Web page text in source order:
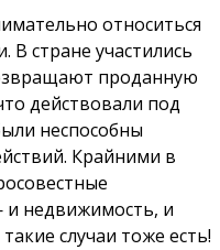
относиться
стране участились
проданную
действовали под
неспособны
Крайними в
и недвижимость, и
случаи тоже есть!